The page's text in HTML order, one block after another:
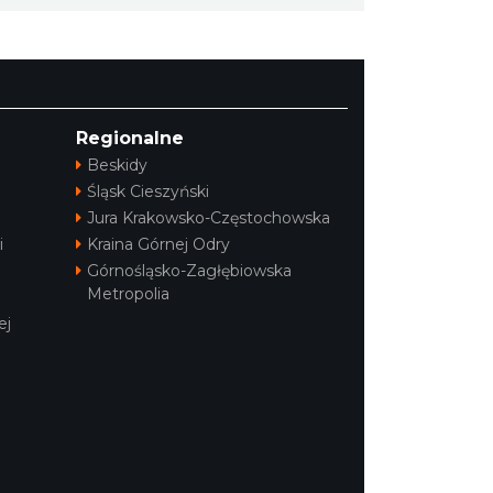
Regionalne
Beskidy
Śląsk Cieszyński
Jura Krakowsko-Częstochowska
Kraina Górnej Odry
Górnośląsko-Zagłębiowska
Metropolia